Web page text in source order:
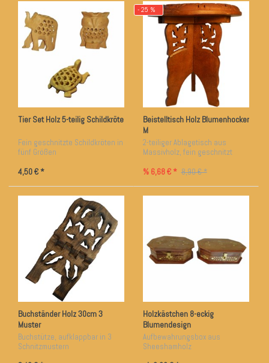
Tier Set Holz 5-teilig Schildkröte
Fein geschnitzte Schildkröten in
fünf Größen
4,50 € *
- 25 %
Beistelltisch Holz Blumenhocker
M
2-teiliger Ablagetisch aus
Massivholz, fein geschnitzt
% 6,68 € * 8,90 € *
Buchständer Holz 30cm 3
Muster
Buchstütze, aufklappbar in 3
Schnitzmustern
Holzkästchen 8-eckig
Blumendesign
Aufbewahrungsbox aus
Sheeshamholz